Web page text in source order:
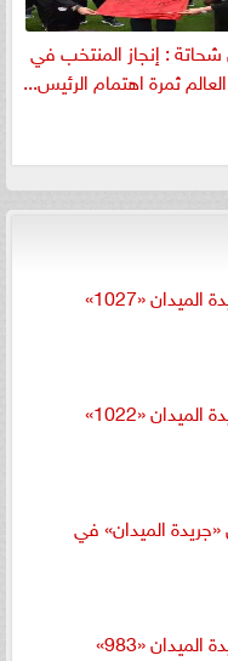
: إنجاز المنتخب في
ثمرة اهتمام الرئيس...
«1027»
«1022»
الميدان» في
«983»